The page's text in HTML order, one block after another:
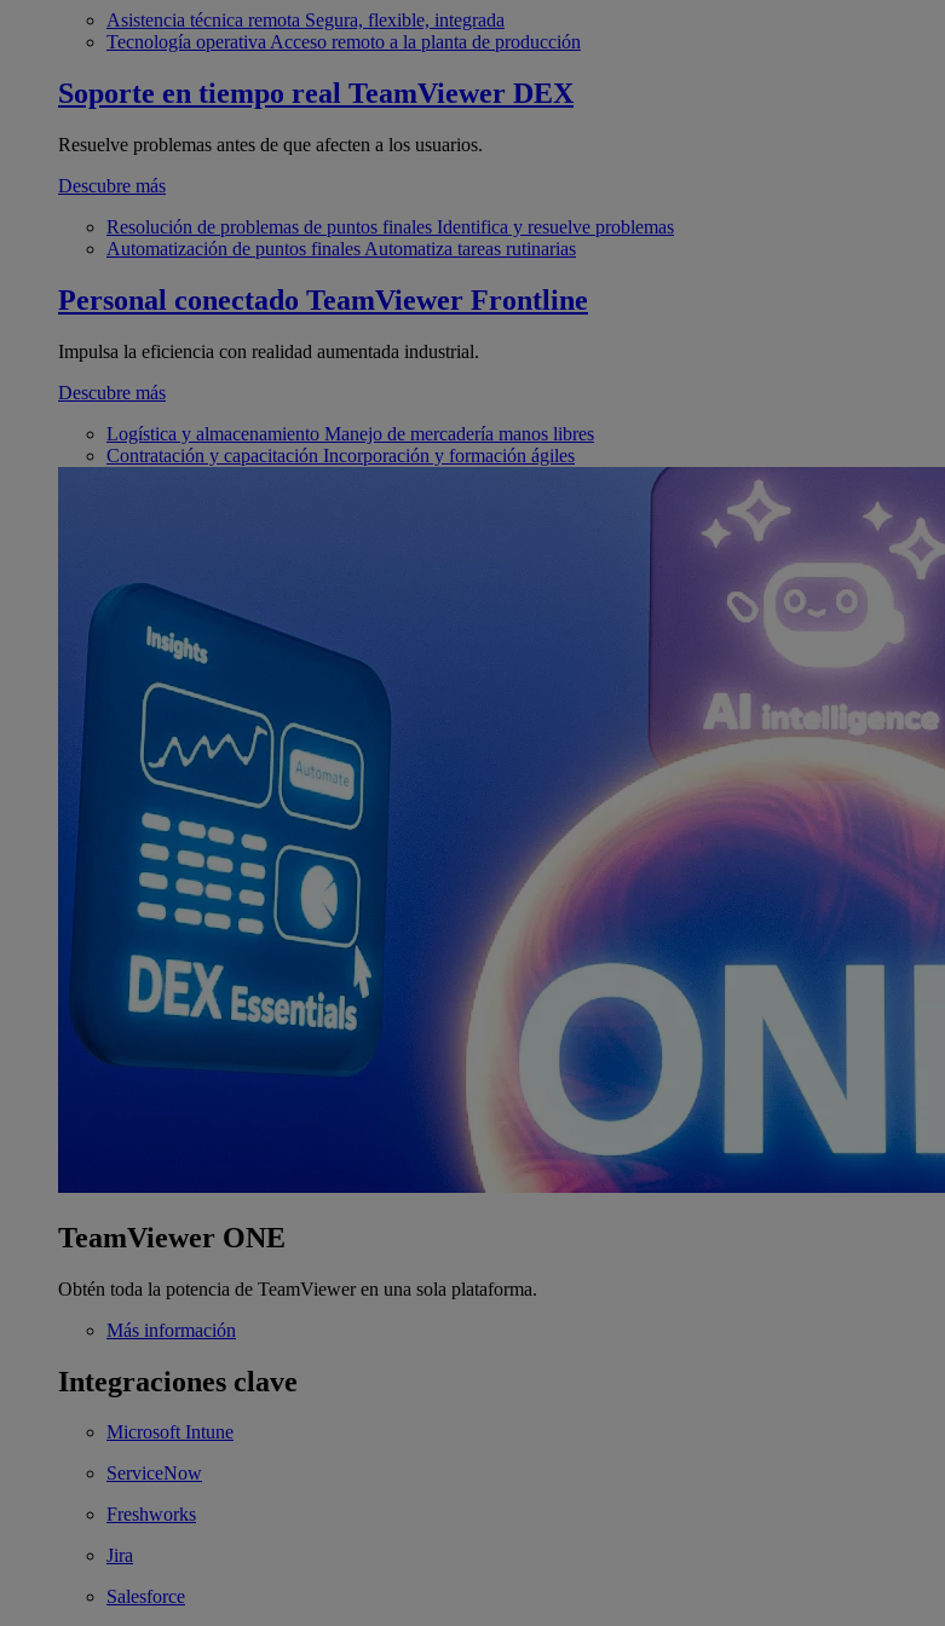
Asistencia técnica remota Segura, flexible, integrada
Tecnología operativa Acceso remoto a la planta de producción
Soporte en tiempo real TeamViewer DEX
Resuelve problemas antes de que afecten a los usuarios.
Descubre más
Resolución de problemas de puntos finales Identifica y resuelve problemas
Automatización de puntos finales Automatiza tareas rutinarias
Personal conectado TeamViewer Frontline
Impulsa la eficiencia con realidad aumentada industrial.
Descubre más
Logística y almacenamiento Manejo de mercadería manos libres
Contratación y capacitación Incorporación y formación ágiles
TeamViewer ONE
Obtén toda la potencia de TeamViewer en una sola plataforma.
Más información
Integraciones clave
Microsoft Intune
ServiceNow
Freshworks
Jira
Salesforce